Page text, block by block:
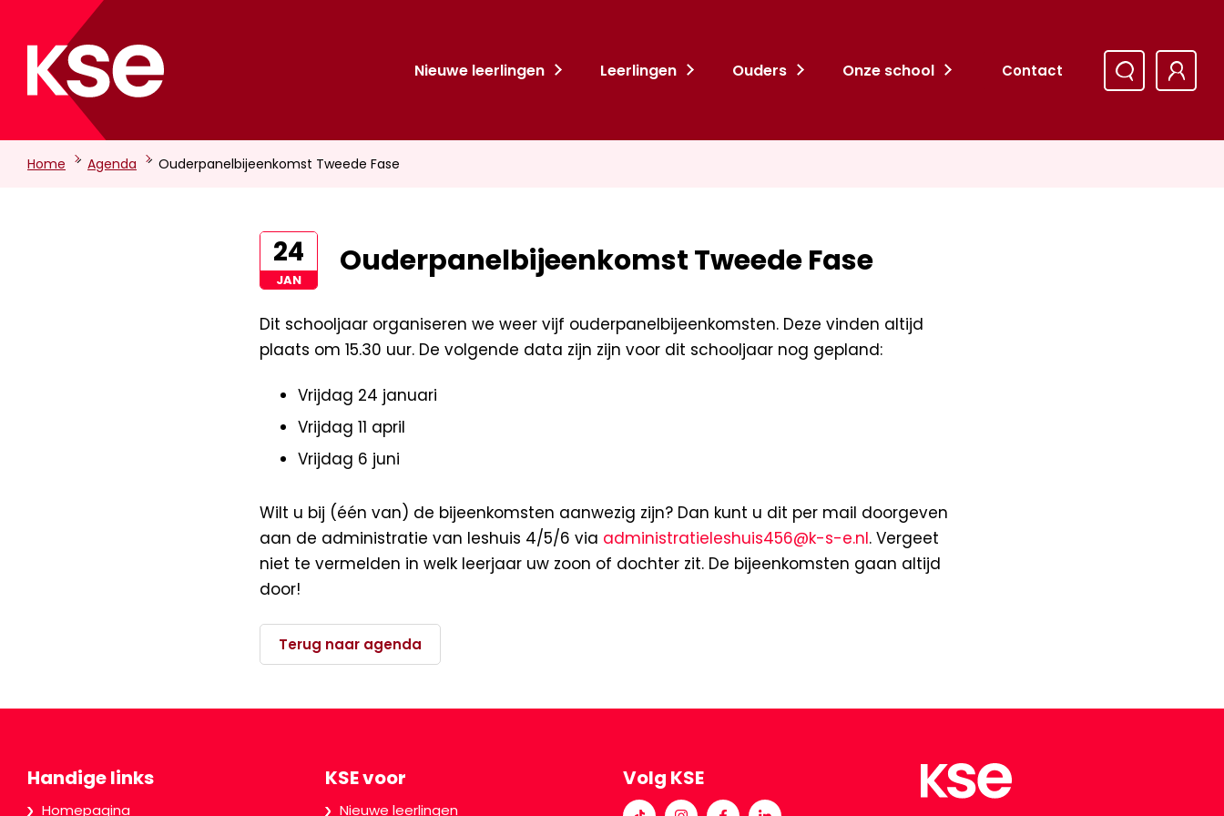
Nieuwe leerlingen Leerlingen Ouders Onze school Contact
Home -Agenda -Ouderpanelbijeenkomst Tweede Fase
24
JAN
Ouderpanelbijeenkomst Tweede Fase
Dit schooljaar organiseren we weer vijf ouderpanelbijeenkomsten. Deze vinden altijd
plaats om 15.30 uur. De volgende data zijn zijn voor dit schooljaar nog gepland:
Vrijdag 24 januari
Vrijdag 11 april
Vrijdag 6 juni
Wilt u bij (één van) de bijeenkomsten aanwezig zijn? Dan kunt u dit per mail doorgeven
aan de administratie van leshuis 4/5/6 via administratieleshuis456@k-s-e.nl. Vergeet
niet te vermelden in welk leerjaar uw zoon of dochter zit. De bijeenkomsten gaan altijd
door!
Terug naar agenda
Handige links
Homepagina
KSE voor
Nieuwe leerlingen
Volg KSE